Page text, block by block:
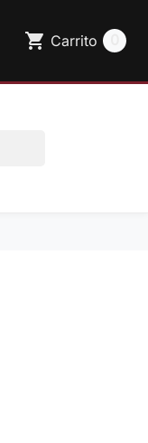
shopping_cart Carrito